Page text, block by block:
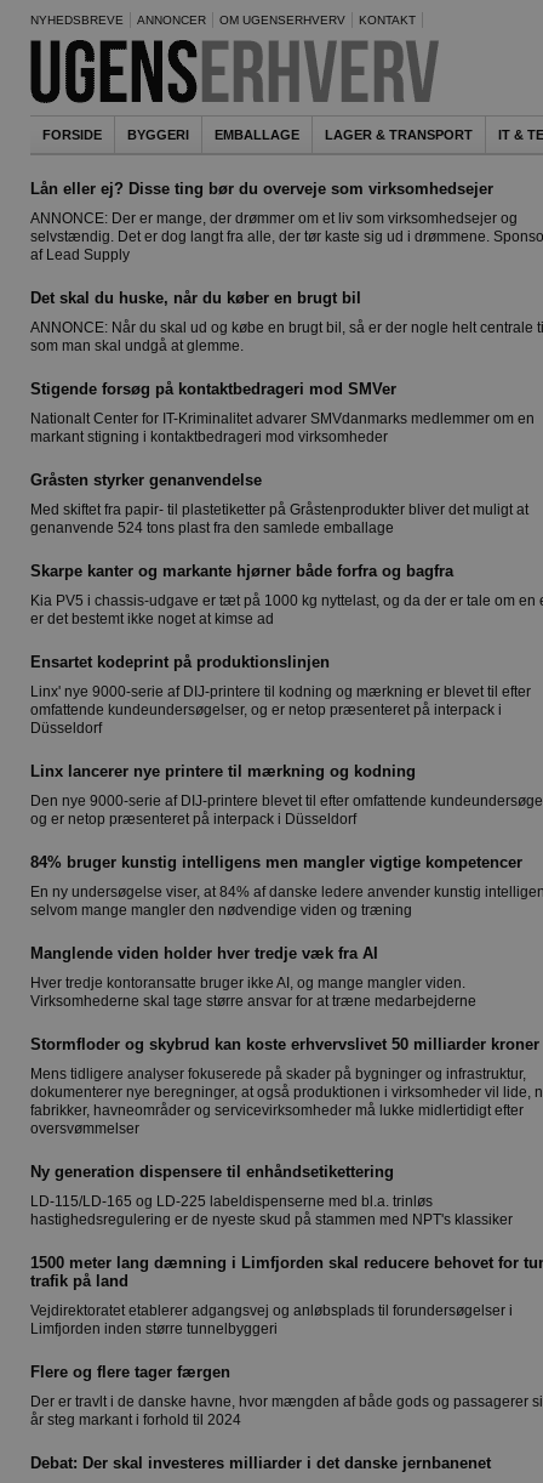
NYHEDSBREVE ANNONCER OM UGENSERHVERV KONTAKT
FORSIDE BYGGERI EMBALLAGE LAGER & TRANSPORT IT &
Lån eller ej? Disse ting bør du overveje som virksomhedsejer
ANNONCE: Der er mange, der drømmer om et liv som virksomhedsejer og
selvstændig. Det er dog langt fra alle, der tør kaste sig ud i drømmene.
af Lead Supply
Det skal du huske, når du køber en brugt bil
ANNONCE: Når du skal ud og købe en brugt bil, så er der nogle helt centrale
som man skal undgå at glemme.
Stigende forsøg på kontaktbedrageri mod SMVer
Nationalt Center for IT-Kriminalitet advarer SMVdanmarks medlemmer om en
markant stigning i kontaktbedrageri mod virksomheder
Gråsten styrker genanvendelse
Med skiftet fra papir- til plastetiketter på Gråstenprodukter bliver det muligt at
genanvende 524 tons plast fra den samlede emballage
Skarpe kanter og markante hjørner både forfra og bagfra
Kia PV5 i chassis-udgave er tæt på 1000 kg nyttelast, og da der er tale om en
er det bestemt ikke noget at kimse ad
Ensartet kodeprint på produktionslinjen
Linx' nye 9000-serie af DIJ-printere til kodning og mærkning er blevet til efter
omfattende kundeundersøgelser, og er netop præsenteret på interpack i
Düsseldorf
Linx lancerer nye printere til mærkning og kodning
Den nye 9000-serie af DIJ-printere blevet til efter omfattende
og er netop præsenteret på interpack i Düsseldorf
84% bruger kunstig intelligens men mangler vigtige kompetencer
En ny undersøgelse viser, at 84% af danske ledere anvender kunstig
selvom mange mangler den nødvendige viden og træning
Manglende viden holder hver tredje væk fra AI
Hver tredje kontoransatte bruger ikke AI, og mange mangler viden.
Virksomhederne skal tage større ansvar for at træne medarbejderne
Stormfloder og skybrud kan koste erhvervslivet 50 milliarder kroner
Mens tidligere analyser fokuserede på skader på bygninger og infrastruktur,
dokumenterer nye beregninger, at også produktionen i virksomheder vil lide,
fabrikker, havneområder og servicevirksomheder må lukke midlertidigt efter
oversvømmelser
Ny generation dispensere til enhåndsetikettering
LD-115/LD-165 og LD-225 labeldispenserne med bl.a. trinløs
hastighedsregulering er de nyeste skud på stammen med NPT's klassiker
1500 meter lang dæmning i Limfjorden skal reducere behovet for
trafik på land
Vejdirektoratet etablerer adgangsvej og anløbsplads til forundersøgelser i
Limfjorden inden større tunnelbyggeri
Flere og flere tager færgen
Der er travlt i de danske havne, hvor mængden af både gods og passagerer
år steg markant i forhold til 2024
Debat: Der skal investeres milliarder i det danske jernbanenet